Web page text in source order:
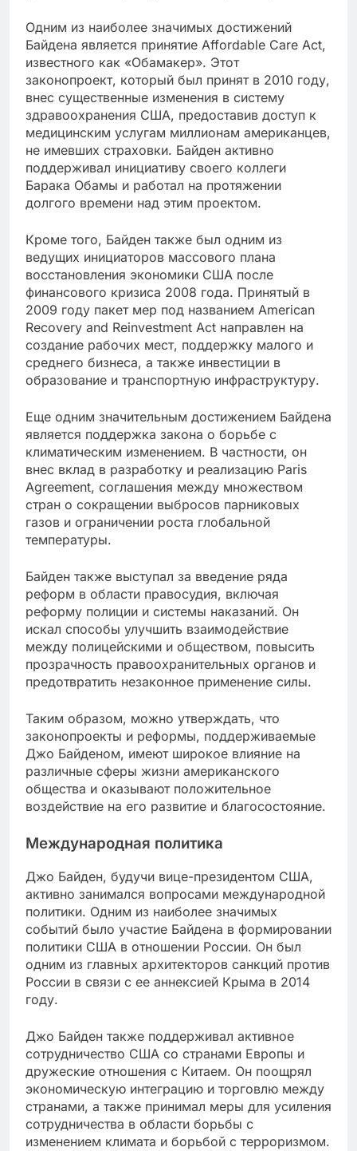
Одним из наиболее значимых достижений
Байдена является принятие Affordable Care Act,
известного как «Обамакер». Этот
законопроект, который был принят в 2010 году,
внес существенные изменения в систему
здравоохранения США, предоставив доступ к
медицинским услугам миллионам американцев,
не имевших страховки. Байден активно
поддерживал инициативу своего коллеги
Барака Обамы и работал на протяжении
долгого времени над этим проектом.
Кроме того, Байден также был одним из
ведущих инициаторов массового плана
восстановления экономики США после
финансового кризиса 2008 года. Принятый в
2009 году пакет мер под названием American
Recovery and Reinvestment Act направлен на
создание рабочих мест, поддержку малого и
среднего бизнеса, а также инвестиции в
образование и транспортную инфраструктуру.
Еще одним значительным достижением Байдена
является поддержка закона о борьбе с
климатическим изменением. В частности, он
внес вклад в разработку и реализацию Paris
Agreement, соглашения между множеством
стран о сокращении выбросов парниковых
газов и ограничении роста глобальной
температуры.
Байден также выступал за введение ряда
реформ в области правосудия, включая
реформу полиции и системы наказаний. Он
искал способы улучшить взаимодействие
между полицейскими и обществом, повысить
прозрачность правоохранительных органов и
предотвратить незаконное применение силы.
Таким образом, можно утверждать, что
законопроекты и реформы, поддерживаемые
Джо Байденом, имеют широкое влияние на
различные сферы жизни американского
общества и оказывают положительное
воздействие на его развитие и благосостояние.
Международная политика
Джо Байден, будучи вице-президентом США,
активно занимался вопросами международной
политики. Одним из наиболее значимых
событий было участие Байдена в формировании
политики США в отношении России. Он был
одним из главных архитекторов санкций против
России в связи с ее аннексией Крыма в 2014
году.
Джо Байден также поддерживал активное
сотрудничество США со странами Европы и
дружеские отношения с Китаем. Он поощрял
экономическую интеграцию и торговлю между
странами, а также принимал меры для усиления
сотрудничества в области борьбы с
изменением климата и борьбой с терроризмом.